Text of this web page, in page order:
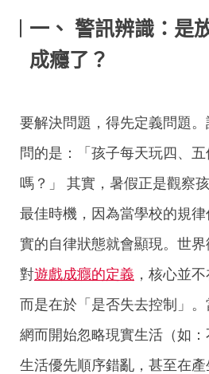
一 、 警訊辨識：是
成癮了？
要解決問題，得先定義問題
問的是：「孩子每天玩四、
嗎？」 其實，暑假正是觀察
最佳時機，因為當學校的規
實的自律狀態就會顯現。世界
對遊戲成癮的定義 ，核心並
而是在於「是否失去控制」
網而開始忽略現實生活（如：
生活優先順序錯亂，甚至在